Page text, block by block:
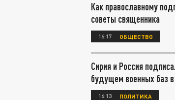
Как православному
советы священника
16:17 ОБЩЕСТВО
Сирия и Россия
будущем военных баз
16:13 ПОЛИТИКА